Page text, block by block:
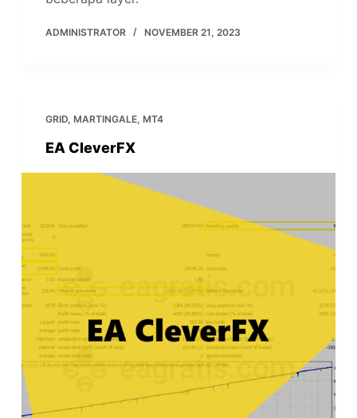
ADMINISTRATOR NOVEMBER 21, 2023
GRID, MARTINGALE, MT4
EA CleverFX